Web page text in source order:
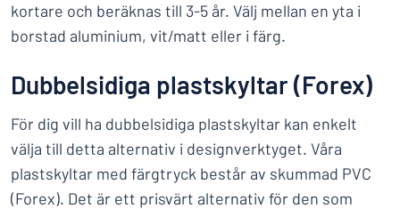
kortare och beräknas till 3-5 år. Välj mellan en yta i
borstad aluminium, vit/matt eller i färg.
Dubbelsidiga plastskyltar (Forex)
För dig vill ha dubbelsidiga plastskyltar kan enkelt
välja till detta alternativ i designverktyget. Våra
plastskyltar med färgtryck består av skummad PVC
(Forex). Det är ett prisvärt alternativ för den som